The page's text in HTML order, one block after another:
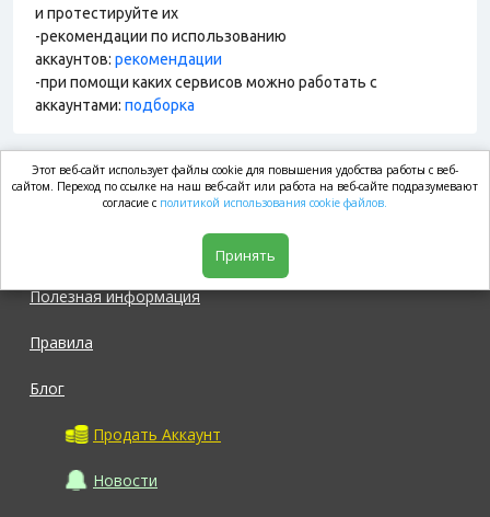
и протестируйте их
-рекомендации по использованию
аккаунтов: рекомендации
-при помощи каких сервисов можно работать с
аккаунтами: подборка
market.com
Полезная информация
Правила
Блог
Продать Аккаунт
Новости
Этот веб-сайт использует файлы cookie для повышения удобства работы с веб-
сайтом. Переход по ссылке на наш веб-сайт или работа на веб-сайте подразумевают
согласие с политикой использования cookie файлов.
Принять